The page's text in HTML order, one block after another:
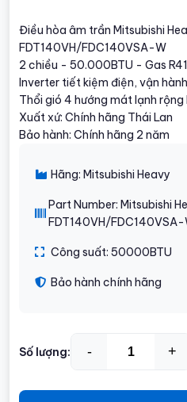
Điều hòa âm trần Mitsubishi
FDT140VH/FDC140VSA-W
2 chiều - 50.000BTU - Gas
Inverter tiết kiệm điện, vận
Thổi gió 4 hướng mát lạnh
Xuất xứ: Chính hãng Thái Lan
Bảo hành: Chính hãng 2 năm
Hãng: Mitsubishi Heavy
Part Number: Mitsubishi
FDT140VH/FDC140VSA-
Công suất: 50000BTU
Bảo hành chính hãng
Số lượng: - +